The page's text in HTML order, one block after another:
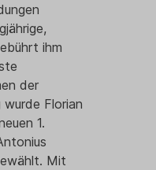
ihm
der
wurde Florian
1.
Mit